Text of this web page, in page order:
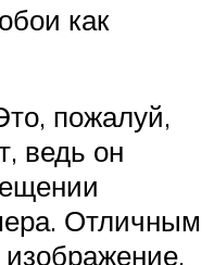
как
пожалуй,
ведь он
Отличным